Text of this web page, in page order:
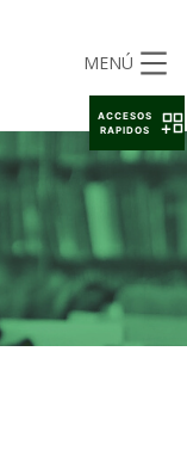
MENÚ
ACCESOS
RAPIDOS